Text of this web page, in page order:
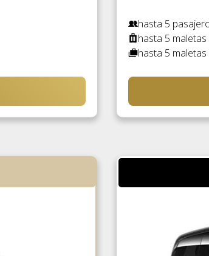
hasta 5
hasta 5
hasta 5